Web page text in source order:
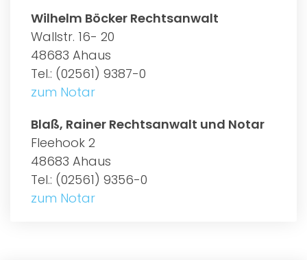
Wilhelm Böcker Rechtsanwalt
Wallstr. 16- 20
48683 Ahaus
Tel.: (02561) 9387-0
zum Notar
Blaß, Rainer Rechtsanwalt und Notar
Fleehook 2
48683 Ahaus
Tel.: (02561) 9356-0
zum Notar